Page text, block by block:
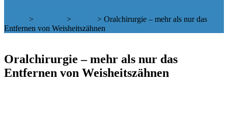
> > > Oralchirurgie – mehr als nur das
Entfernen von Weisheitszähnen
Oralchirurgie – mehr als nur das
Entfernen von Weisheitszähnen